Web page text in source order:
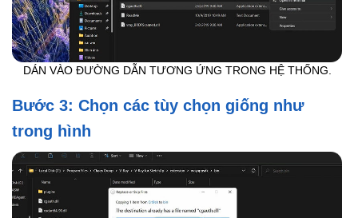
DÁN VÀO ĐƯỜNG DẪN TƯƠNG ỨNG TRONG HỆ THỐNG.
Bước 3: Chọn các tùy chọn giống như
trong hình